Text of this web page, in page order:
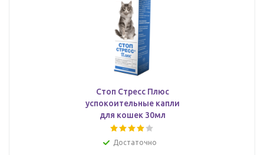
Стоп Стресс Плюс
успокоительные капли
для кошек 30мл
Достаточно